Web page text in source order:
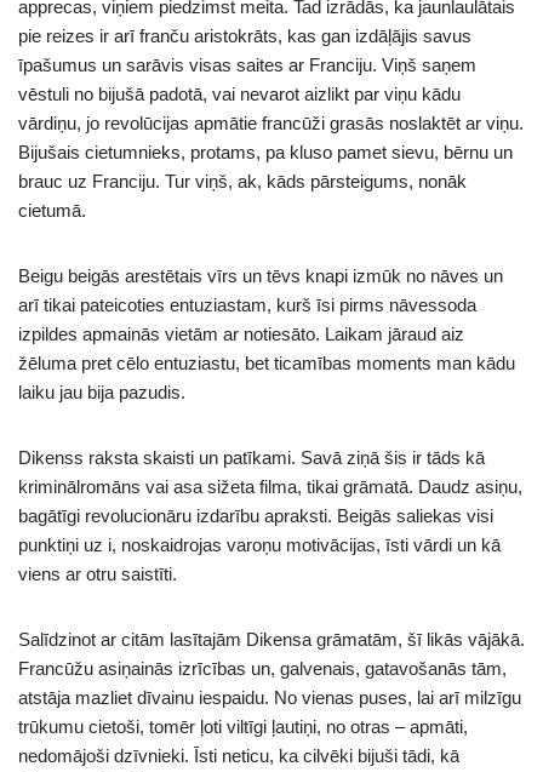
apprecas, viņiem piedzimst meita. Tad izrādās, ka jaunlaulātais
pie reizes ir arī franču aristokrāts, kas gan izdāļājis savus
īpašumus un sarāvis visas saites ar Franciju. Viņš saņem
vēstuli no bijušā padotā, vai nevarot aizlikt par viņu kādu
vārdiņu, jo revolūcijas apmātie francūži grasās noslaktēt ar viņu.
Bijušais cietumnieks, protams, pa kluso pamet sievu, bērnu un
brauc uz Franciju. Tur viņš, ak, kāds pārsteigums, nonāk
cietumā.
Beigu beigās arestētais vīrs un tēvs knapi izmūk no nāves un
arī tikai pateicoties entuziastam, kurš īsi pirms nāvessoda
izpildes apmainās vietām ar notiesāto. Laikam jāraud aiz
žēluma pret cēlo entuziastu, bet ticamības moments man kādu
laiku jau bija pazudis.
Dikenss raksta skaisti un patīkami. Savā ziņā šis ir tāds kā
kriminālromāns vai asa sižeta filma, tikai grāmatā. Daudz asiņu,
bagātīgi revolucionāru izdarību apraksti. Beigās saliekas visi
punktiņi uz i, noskaidrojas varoņu motivācijas, īsti vārdi un kā
viens ar otru saistīti.
Salīdzinot ar citām lasītajām Dikensa grāmatām, šī likās vājākā.
Francūžu asiņainās izrīcības un, galvenais, gatavošanās tām,
atstāja mazliet dīvainu iespaidu. No vienas puses, lai arī milzīgu
trūkumu cietoši, tomēr ļoti viltīgi ļautiņi, no otras – apmāti,
nedomājoši dzīvnieki. Īsti neticu, ka cilvēki bijuši tādi, kā